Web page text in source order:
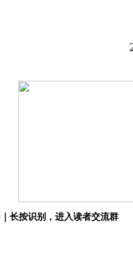
长按识别，进入读者交流群